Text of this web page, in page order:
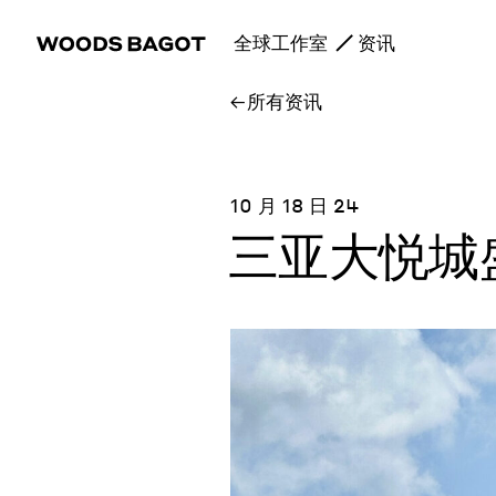
全球工作室 资讯
所有资讯
10 月 18 日 24
三亚大悦城